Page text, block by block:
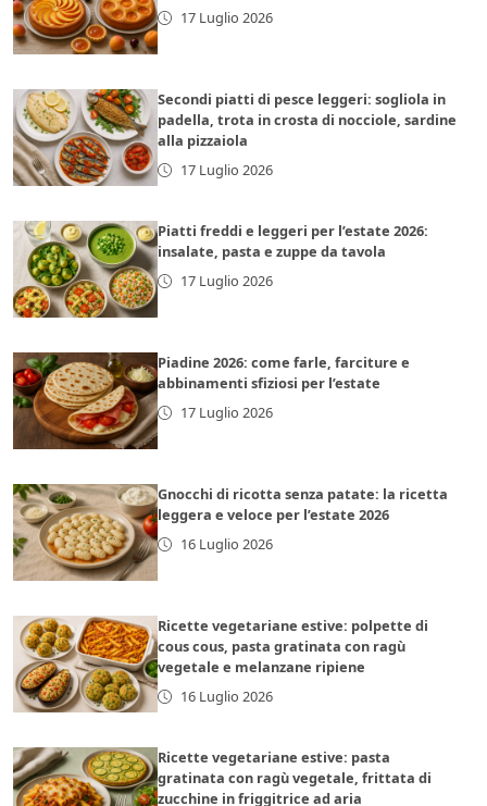
17 Luglio 2026
Secondi piatti di pesce leggeri: sogliola in
padella, trota in crosta di nocciole, sardine
alla pizzaiola
17 Luglio 2026
Piatti freddi e leggeri per l’estate 2026:
insalate, pasta e zuppe da tavola
17 Luglio 2026
Piadine 2026: come farle, farciture e
abbinamenti sfiziosi per l’estate
17 Luglio 2026
Gnocchi di ricotta senza patate: la ricetta
leggera e veloce per l’estate 2026
16 Luglio 2026
Ricette vegetariane estive: polpette di
cous cous, pasta gratinata con ragù
vegetale e melanzane ripiene
16 Luglio 2026
Ricette vegetariane estive: pasta
gratinata con ragù vegetale, frittata di
zucchine in friggitrice ad aria